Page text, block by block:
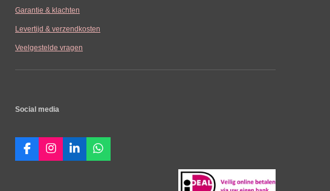
Garantie & klachten
Levertijd & verzendkosten
Veelgestelde vragen
Social media
F
a
I
n
L
i
W
h